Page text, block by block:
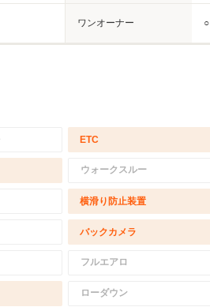
ワンオーナー ○
ETC
ウォークスルー
横滑り防止装置
バックカメラ
フルエアロ
ローダウン